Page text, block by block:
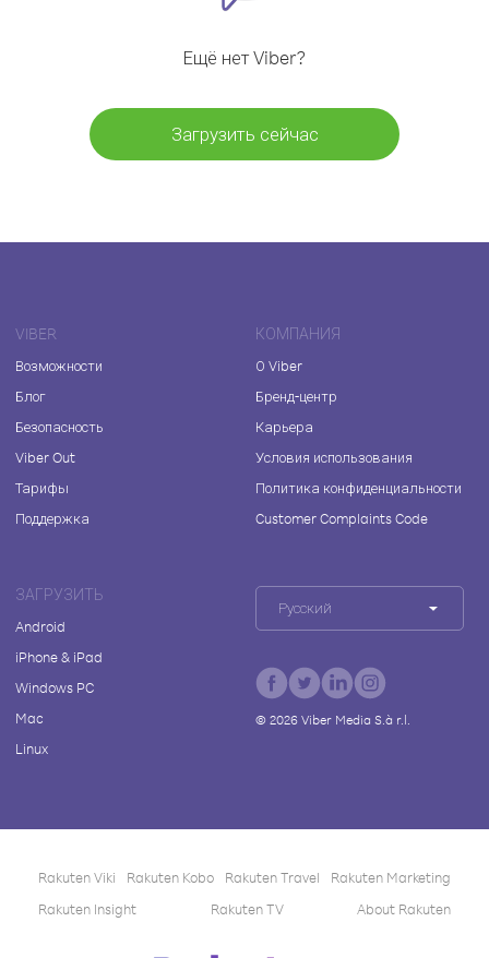
Ещё нет Viber?
Загрузить сейчас
VIBER
Возможности
Блог
Безопасность
Viber Out
Тарифы
Поддержка
КОМПАНИЯ
О Viber
Бренд-центр
Карьера
Условия использования
Политика конфиденциальности
Customer Complaints Code
ЗАГРУЗИТЬ
Android
iPhone & iPad
Windows PC
Mac
Linux
Русский
© 2026Viber Media S.à r.l.
Rakuten Viki Rakuten Kobo Rakuten Travel
Rakuten Marketing
Rakuten Insight
Rakuten TV About Rakuten